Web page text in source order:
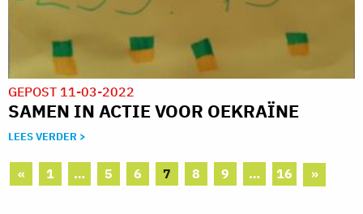
GEPOST 11-03-2022
SAMEN IN ACTIE VOOR OEKRAÏNE
LEES VERDER >
« 1 … 5 6 7 8 9 … 16 »